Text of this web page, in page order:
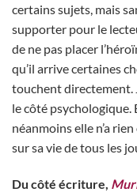
certains sujets, mais
supporter pour le
de ne pas placer
qu’il arrive certaines
touchent directement.
le côté psychologique.
néanmoins elle n’a
sur sa vie de tous les
Du côté écriture,